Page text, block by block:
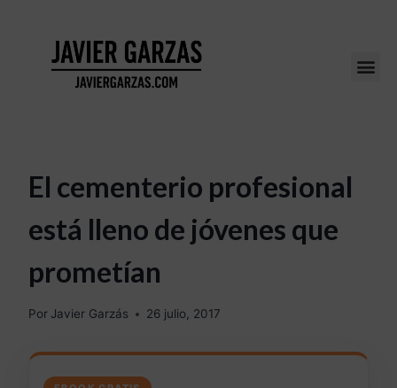
El cementerio profesional
está lleno de jóvenes que
prometían
Por Javier Garzás 26 julio, 2017